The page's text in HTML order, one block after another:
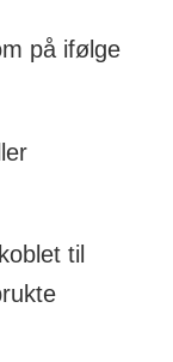
på ifølge
til